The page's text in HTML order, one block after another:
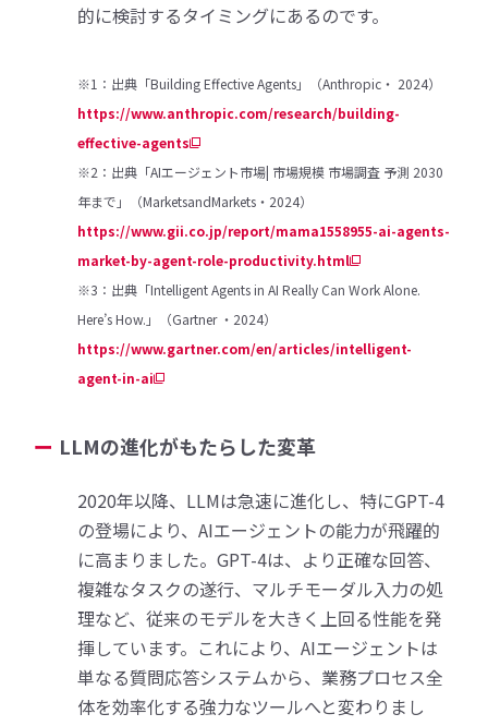
的に検討するタイミングにあるのです。
※1：出典「Building Effective Agents」（Anthropic・ 2024）
https://www.anthropic.com/research/building-
effective-agents
※2：出典「AIエージェント市場| 市場規模 市場調査 予測 2030
年まで」（MarketsandMarkets・2024）
https://www.gii.co.jp/report/mama1558955-ai-agents-
market-by-agent-role-productivity.html
※3：出典「Intelligent Agents in AI Really Can Work Alone.
Here’s How.」（Gartner ・2024）
https://www.gartner.com/en/articles/intelligent-
agent-in-ai
LLMの進化がもたらした変革
2020年以降、LLMは急速に進化し、特にGPT-4
の登場により、AIエージェントの能力が飛躍的
に高まりました。GPT-4は、より正確な回答、
複雑なタスクの遂行、マルチモーダル入力の処
理など、従来のモデルを大きく上回る性能を発
揮しています。これにより、AIエージェントは
単なる質問応答システムから、業務プロセス全
体を効率化する強力なツールへと変わりまし